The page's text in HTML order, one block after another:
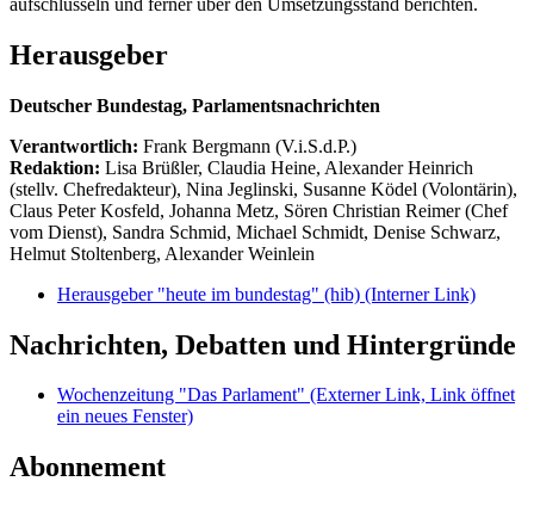
Herausgeber
Deutscher Bundestag, Parlamentsnachrichten
Verantwortlich: Frank Bergmann (V.i.S.d.P.)
Redaktion: Lisa Brüßler, Claudia Heine, Alexander Heinrich
(stellv. Chefredakteur), Nina Jeglinski, Susanne Ködel (Volontärin),
Claus Peter Kosfeld, Johanna Metz, Sören Christian Reimer (Chef
vom Dienst), Sandra Schmid, Michael Schmidt, Denise Schwarz,
Helmut Stoltenberg, Alexander Weinlein
Herausgeber "heute im bundestag" (hib) (Interner Link)
Nachrichten, Debatten und Hintergründe
Wochenzeitung "Das Parlament" (Externer Link, Link öffnet
ein neues Fenster)
Abonnement